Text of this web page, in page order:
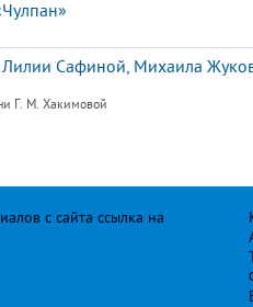
Сафиной, Михаила
Г. М. Хакимовой
с сайта ссылка на